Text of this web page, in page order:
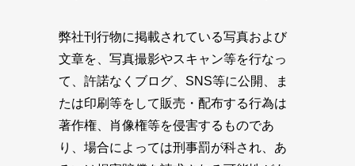
弊社刊行物に掲載されている写真および
文章を、写真撮影やスキャン等を行なっ
て、許諾なくブログ、SNS等に公開、ま
たは印刷等をして販売・配布する行為は
著作権、肖像権等を侵害するものであ
り、場合によっては刑事罰が科され、あ